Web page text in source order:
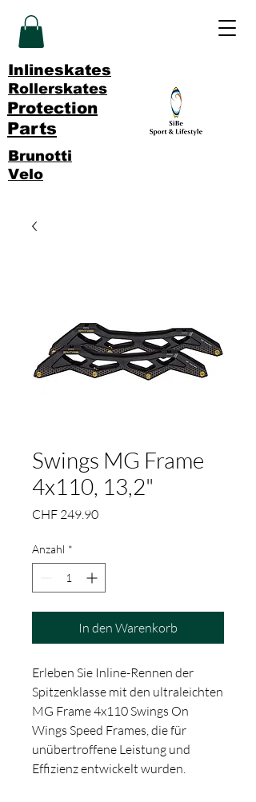
Inlineskates
Rollerskates
Protection
Parts
Brunotti
Velo
Swings MG Frame
4x110, 13,2"
CHF 249.90Preis
Anzahl *
In den Warenkorb
Erleben Sie Inline-Rennen der
Spitzenklasse mit den ultraleichten
MG Frame 4x110 Swings On
Wings Speed Frames, die für
unübertroffene Leistung und
Effizienz entwickelt wurden.